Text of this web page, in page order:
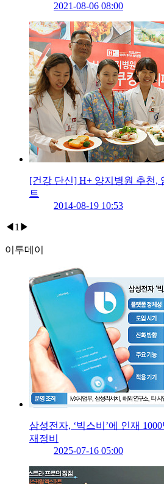
2021-08-06 08:00
[건강 단신] H+ 양지병원 추천,
트
2014-08-19 10:53
◀ 1 ▶
이투데이
삼성전자, ‘빅스비’에 인재
재정비
2025-07-16 05:00